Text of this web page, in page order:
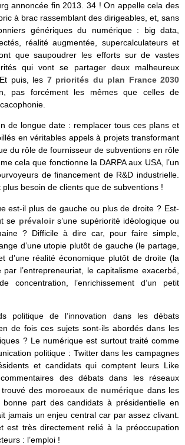
annoncée fin 2013. 34 ! On appelle cela des
à brac rassemblant des dirigeables, et, sans
génériques du numérique : big data,
réalité augmentée, supercalculateurs et
que saupoudrer les efforts sur de vastes
qui vont se partager deux malheureux
puis, les 7 priorités du plan France 2030
pas forcément les mêmes que celles de
de longue date : remplacer tous ces plans et
en véritables appels à projets transformant
du rôle de fournisseur de subventions en rôle
cela que fonctionne la DARPA aux USA, l’un
de financement de R&D industrielle.
besoin de clients que de subventions !
est-il plus de gauche ou plus de droite ? Est-
se prévaloirs’une supériorité idéologique ou
? Difficile à dire car, pour faire simple,
d’une utopie plutôt de gauche (le partage,
d’une réalité économique plutôt de droite (la
par l’entrepreneuriat, le capitalisme exacerbé,
concentration, l’enrichissement d’un petit
politique de l’innovation dans les débats
de fois ces sujets sont-ils abordés dans les
? Le numérique est surtout traité comme
politique : Twitter dans les campagnes
et candidats qui comptent leurs Like
des débats dans les réseaux
des morceaux de numérique dans les
bonne part des candidats à présidentielle en
jamais un enjeu central car par assez clivant.
est très directement relié à la préoccupation
: l’emploi !